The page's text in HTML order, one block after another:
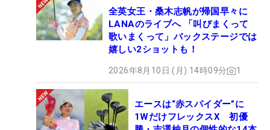
全英女王・桑木志帆が帰国早々に
LANAのライブへ 「叫びまくって
歌いまくって」バックステージでは
嬉しい2ショットも！
2026年8月10日 (月) 14時09分 1
エースは“赤スパイダー”に
1WだけフレックスX 初優